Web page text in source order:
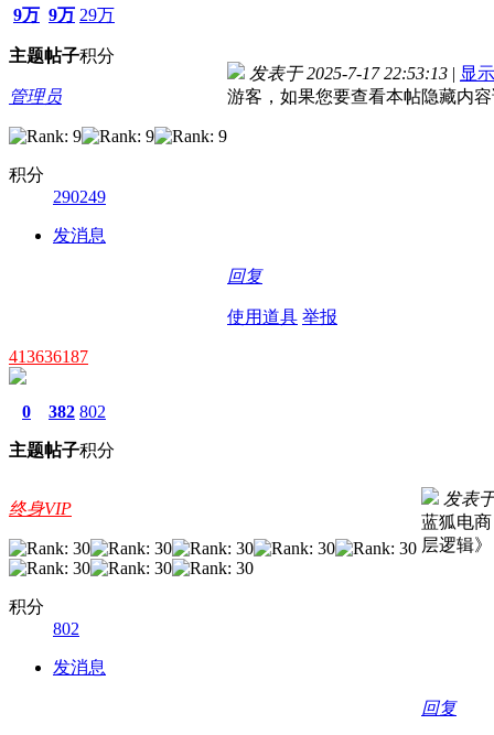
9万
主题
9万
帖子
29万
积分
管理员
积分
290249
发消息
发表于 2025-7-17 22:53:13 | 显
游客，如果您要查看本帖隐藏内
回复
使用道具 举报
413636187
0
主题
382
帖子
802
积分
终身VIP
积分
802
发消息
发表
蓝狐电
层逻辑
回复